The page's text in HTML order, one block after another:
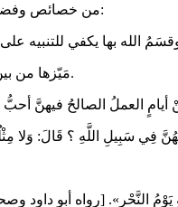
من خصائص وفضائل عشرِ ذي الحجة عموما، ويومِ عرفة خصوصا:
- مَيّزها من بين الأيام، وسَمّاها في القرآن (بالأيام المعلومات).